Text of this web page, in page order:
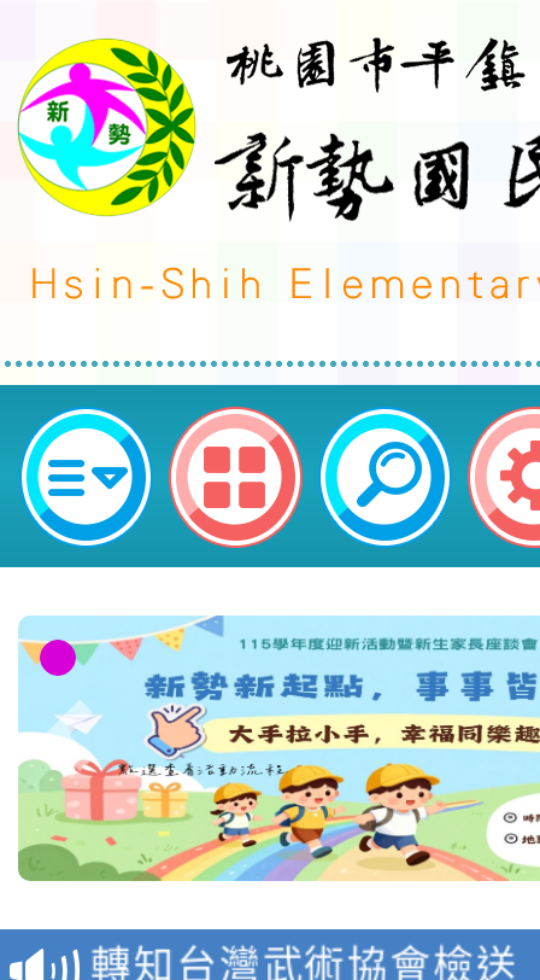
轉知~桃園市家庭服務中心暑假服
鎮區新勢國民小學
116學年度國民中學各
生入學前鑑定事宜
轉知台灣武術協會檢送